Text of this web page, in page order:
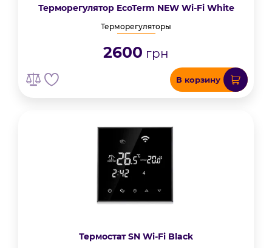
Терморегулятор EcoTerm NEW Wi-Fi White
Терморегуляторы
2600 грн
В корзину
Термостат SN Wi-Fi Black